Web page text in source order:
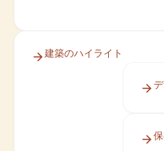
建築のハイライト